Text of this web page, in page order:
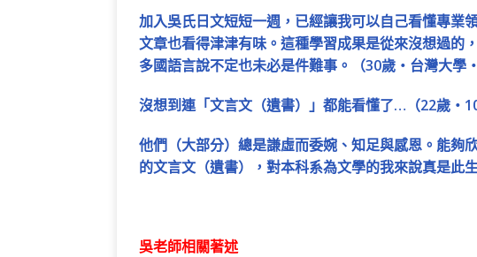
加入吳氏日文短短一週，已經讓我可以自己看懂專業
文章也看得津津有味。這種學習成果是從來沒想過的
多國語言說不定也未必是件難事。（30歲‧台灣大學
沒想到連「文言文（遺書）」都能看懂了…（22歲
他們（大部分）總是謙虛而委婉、知足與感恩。能夠
的文言文（遺書），對本科系為文學的我來說真是此
吳老師相關著述